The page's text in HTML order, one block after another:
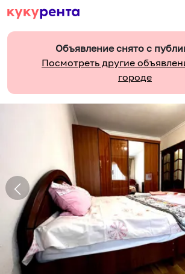
Объявление снято с
Посмотреть другие
городе